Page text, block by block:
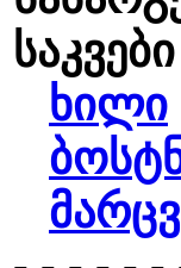
საკვები
ხილი